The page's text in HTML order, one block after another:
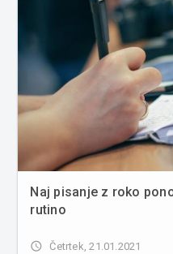
Naj pisanje z roko
rutino
access_time Četrtek, 21.01.2021